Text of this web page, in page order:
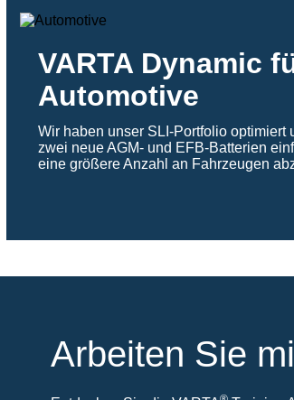
VARTA Dynamic
Automotive
Wir haben unser SLI-Portfolio optimiert
zwei neue AGM- und EFB-Batterien
eine größere Anzahl an Fahrzeugen
Arbeiten Sie